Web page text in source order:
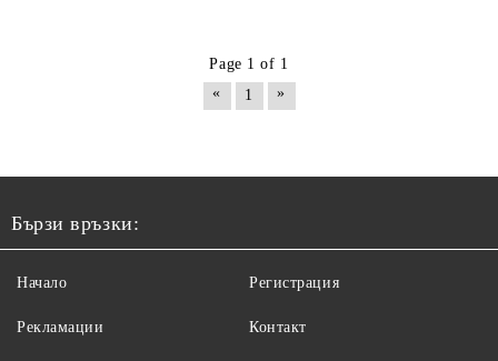
Page 1 of 1
«
1 »
Бързи връзки:
Начало
Рекламации
Регистрация
Контакт